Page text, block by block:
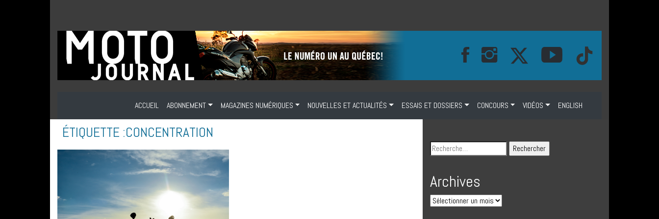
ACCUEIL ABONNEMENT MAGAZINES NUMÉRIQUES NOUVELLES ET ACTUALITÉS ESSAIS ET DOSSIERS CONCOURS VIDÉOS ENGLISH
ÉTIQUETTE :CONCENTRATION
Archives